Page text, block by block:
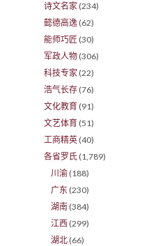
诗文名家 (234)
懿德高逸 (62)
能师巧匠 (30)
军政人物 (306)
科技专家 (22)
浩气长存 (76)
文化教育 (91)
文艺体育 (51)
工商精英 (40)
各省罗氏 (1,789)
川渝 (188)
广东 (230)
湖南 (384)
江西 (299)
湖北 (66)